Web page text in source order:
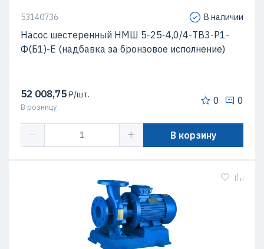
53140736 В наличии
Насос шестеренный НМШ 5-25-4,0/4-ТВ3-Р1-
Ф(Б1)-Е (надбавка за бронзовое исполнение)
52 008,75₽/шт.
В розницу
0 0
В корзину